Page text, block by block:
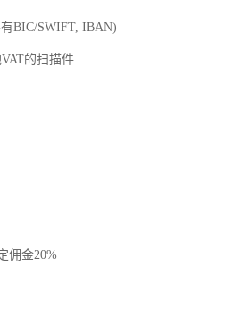
BIC/SWIFT, IBAN)
的扫描件
佣金20%